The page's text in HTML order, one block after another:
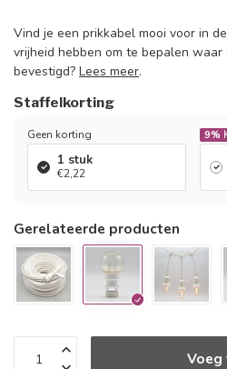
Vind je een prikkabel mooi voor in
vrijheid hebben om te bepalen
bevestigd? Lees meer.
Staffelkorting
Geen korting
1 stuk
€2,22
9%
Gerelateerde producten